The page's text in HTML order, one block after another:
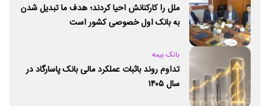
ملل را کارکنانش احیا کردند؛ هدف ما تبدیل شدن
به بانک اول خصوصی کشور است
بانک بیمه
تداوم روند باثبات عملکرد مالی بانک پاسارگاد در
سال ۱۴۰۵